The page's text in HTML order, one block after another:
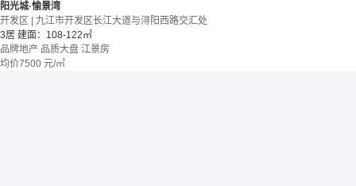
阳光城·愉景湾
开发区 | 九江市开发区长江大道与浔阳西路交汇处
3居 建面：108-122㎡
品牌地产 品质大盘 江景房
均价7500 元/㎡